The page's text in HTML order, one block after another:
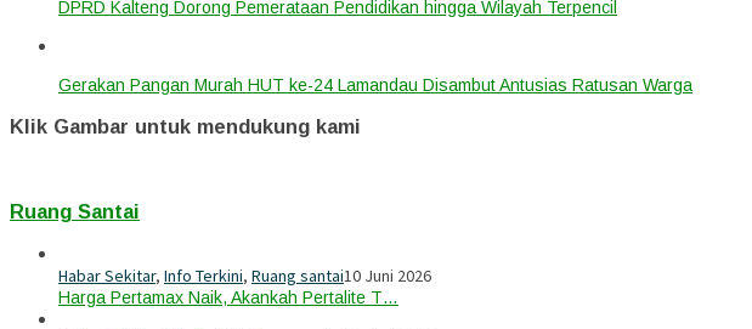
DPRD Kalteng Dorong Pemerataan Pendidikan hingga Wilayah Terpencil
Gerakan Pangan Murah HUT ke-24 Lamandau Disambut Antusias Ratusan Warga
Klik Gambar untuk mendukung kami
Ruang Santai
Habar Sekitar, Info Terkini, Ruang santai10 Juni 2026
Harga Pertamax Naik, Akankah Pertalite T…